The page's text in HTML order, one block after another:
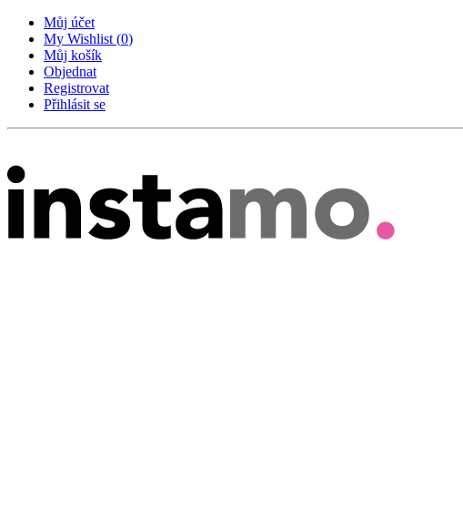
Můj účet
My Wishlist (0)
Můj košík
Objednat
Registrovat
Přihlásit se